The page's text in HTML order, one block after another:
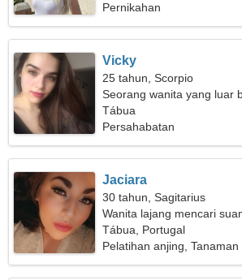
Pernikahan
Vicky
25 tahun, Scorpio
Seorang wanita yang luar
seseorang seperti Anda
Tábua
Persahabatan
Jaciara
30 tahun, Sagitarius
Wanita lajang mencari
Tábua, Portugal
Pelatihan anjing, Tanaman